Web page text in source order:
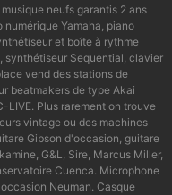
neufs garantis 2 ans
Yamaha, piano
et boîte à rythme
synthétiseur Sequential, clavier
vend des stations de
beatmakers de type Akai
LIVE. Plus rarement on trouve
vintage ou des machines
Gibson d'occasion, guitare
G&L, Sire, Marcus Miller,
Cuenca. Microphone
Neuman. Casque